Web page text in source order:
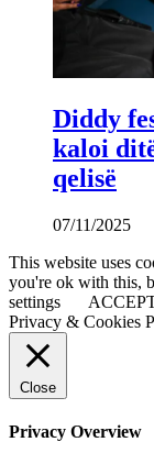
Diddy
kaloi
qelisë
07/11/2025
This website uses
you're ok with this,
settings
Privacy & Cookies
Close
Privacy Overview